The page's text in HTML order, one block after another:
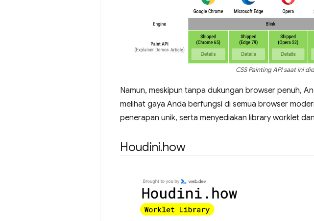
CSS Painting API saat ini
Namun, meskipun tanpa dukungan browser penuh,
melihat gaya Anda berfungsi di semua browser
penerapan unik, serta menyediakan library worklet
Houdini.how